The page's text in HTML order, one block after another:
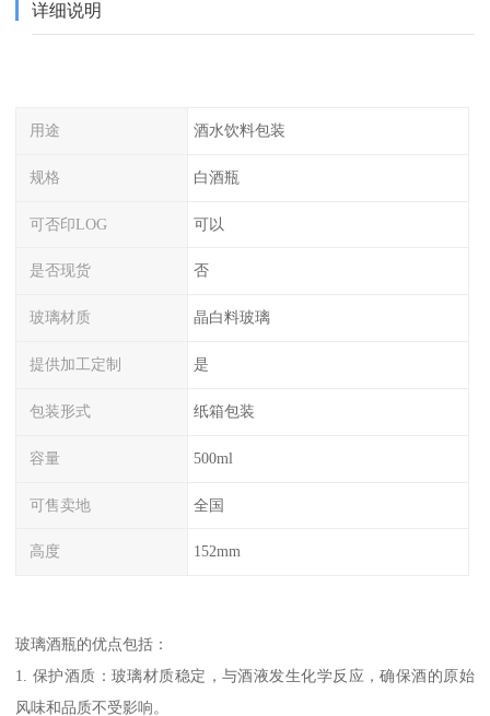
详细说明
用途 酒水饮料包装
规格 白酒瓶
可否印LOG 可以
是否现货 否
玻璃材质 晶白料玻璃
提供加工定制 是
包装形式 纸箱包装
容量 500ml
可售卖地 全国
高度 152mm
玻璃酒瓶的优点包括：
1. 保护酒质：玻璃材质稳定，与酒液发生化学反应，确保酒的原始
风味和品质不受影响。